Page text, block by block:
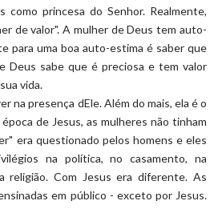
como princesa do Senhor. Realmente,
de valor". A mulher de Deus tem auto-
para uma boa auto-estima é saber que
Deus sabe que é preciosa e tem valor
vida.
na presença dEle. Além do mais, ela é o
de Jesus, as mulheres não tinham
era questionado pelos homens e eles
na política, no casamento, na
religião. Com Jesus era diferente. As
em público - exceto por Jesus.